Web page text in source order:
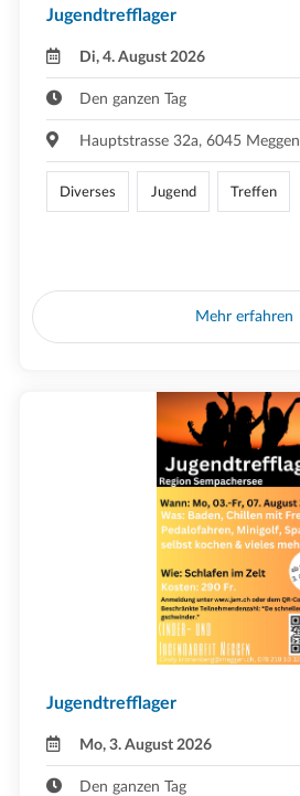
Jugendtrefflager
Di, 4. August 2026
Den ganzen Tag
Hauptstrasse 32a, 6045 Meggen
Diverses Jugend Treffen
Mehr erfahren
Jugendtrefflager
Mo, 3. August 2026
Den ganzen Tag